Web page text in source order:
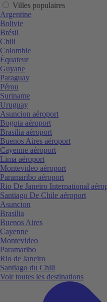
Villes populaires
Argentine
Bolivie
Brésil
Chili
Colombie
Équateur
Guyane
Paraguay
Pérou
Suriname
Uruguay
Asuncion aéroport
Bogota aéroport
Brasilia aéroport
Buenos Aires aéroport
Cayenne aéroport
Lima aéroport
Montevideo aéroport
Paramaribo aéroport
Rio De Janeiro International
Santiago De Chile aéroport
Asuncion
Brasilia
Buenos Aires
Cayenne
Montevideo
Paramaribo
Rio de Janeiro
Santiago du Chili
Voir toutes les destinations